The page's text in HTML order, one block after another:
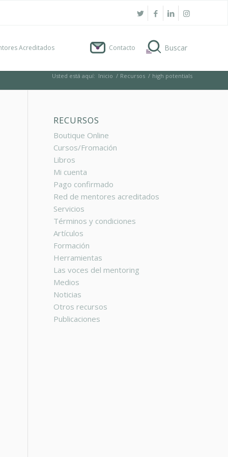
Acreditados Contacto
Usted está aquí: Inicio / Recursos / high potentials
RECURSOS
Boutique Online
Cursos/Fromación
Libros
Mi cuenta
Pago confirmado
Red de mentores acreditados
Servicios
Términos y condiciones
Artículos
Formación
Herramientas
Las voces del mentoring
Medios
Noticias
Otros recursos
Publicaciones